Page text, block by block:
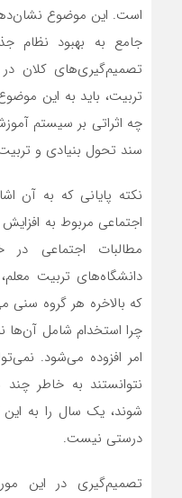
است. این موضوع
جامع به بهبود نظام
تصمیم‌گیری‌های کلان
تربیت، باید به این
چه اثراتی بر سیستم
سند تحول بنیادی و
نکته پایانی که به آن
اجتماعی مربوط به
مطالبات اجتماعی
دانشگاه‌های تربیت
که بالاخره هر گروه سنی
چرا استخدام شامل
امر افزوده می‌شود.
نتوانستند به خاطر
شوند، یک سال را به این
درستی نیست.
تصمیم‌گیری در این